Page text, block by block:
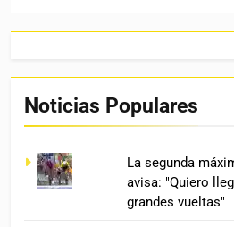
Noticias Populares
La segunda
avisa: "Quiero
grandes vueltas"